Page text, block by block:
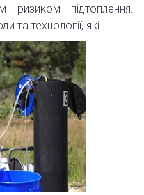
підтоплення.
та технології, які ...